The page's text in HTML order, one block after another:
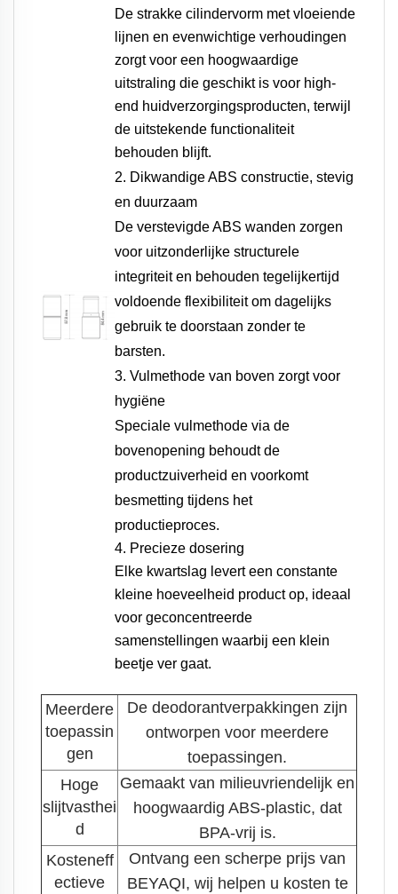
De strakke cilindervorm met vloeiende
lijnen en evenwichtige verhoudingen
zorgt voor een hoogwaardige
uitstraling die geschikt is voor high-
end huidverzorgingsproducten, terwijl
de uitstekende functionaliteit
behouden blijft.
2. Dikwandige ABS constructie, stevig
en duurzaam
De verstevigde ABS wanden zorgen
voor uitzonderlijke structurele
integriteit en behouden tegelijkertijd
voldoende flexibiliteit om dagelijks
gebruik te doorstaan zonder te
barsten.
3. Vulmethode van boven zorgt voor
hygiëne
Speciale vulmethode via de
bovenopening behoudt de
productzuiverheid en voorkomt
besmetting tijdens het
productieproces.
4. Precieze dosering
Elke kwartslag levert een constante
kleine hoeveelheid product op, ideaal
voor geconcentreerde
samenstellingen waarbij een klein
beetje ver gaat.
Meerdere
toepassin
gen
De deodorantverpakkingen zijn
ontworpen voor meerdere
toepassingen.
Hoge
slijtvasthei
d
Gemaakt van milieuvriendelijk en
hoogwaardig ABS-plastic, dat
BPA-vrij is.
Kosteneff
ectieve
Ontvang een scherpe prijs van
BEYAQI, wij helpen u kosten te